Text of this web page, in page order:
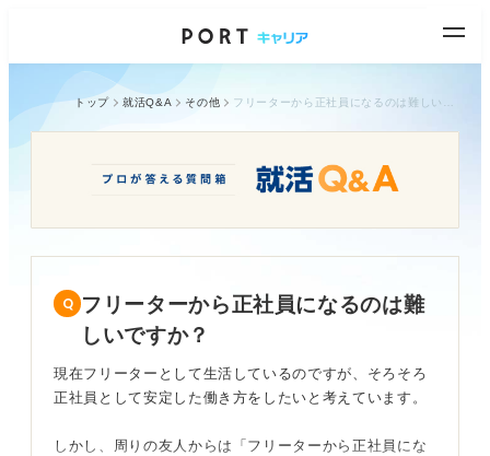
トップ 就活Q&A その他
フリーターから正社員になるのは難
しいですか？
現在フリーターとして生活しているのですが、そろそろ
正社員として安定した働き方をしたいと考えています。
しかし、周りの友人からは「フリーターから正社員にな